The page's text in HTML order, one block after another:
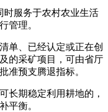
时服务于农村农业生活
管理。
单、已经认定或正在创
的采矿项目，可由省厅
准预支腾退指标。
长期稳定利用耕地的，
平衡。